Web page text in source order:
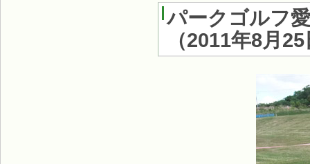
パークゴルフ
（2011年8月25